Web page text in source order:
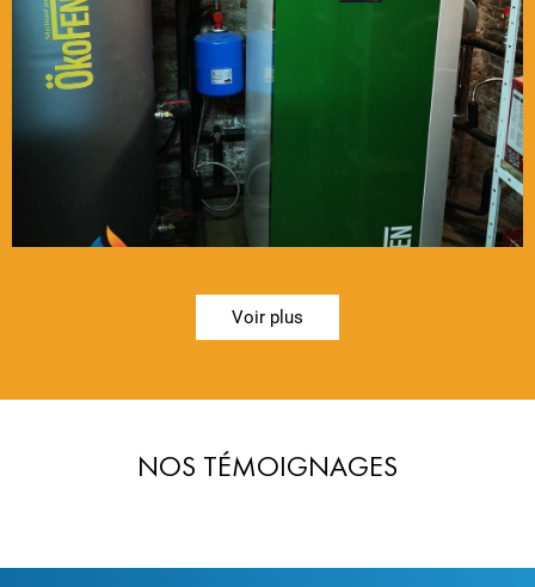
Voir plus
NOS TÉMOIGNAGES